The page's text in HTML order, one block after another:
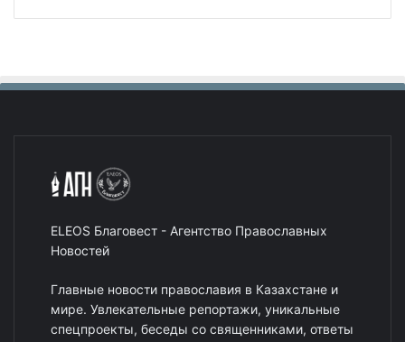
Новостей
мире. Увлекательные репортажи, уникальные
спецпроекты, беседы со священниками, ответы
на волнующие вопросы, исторические